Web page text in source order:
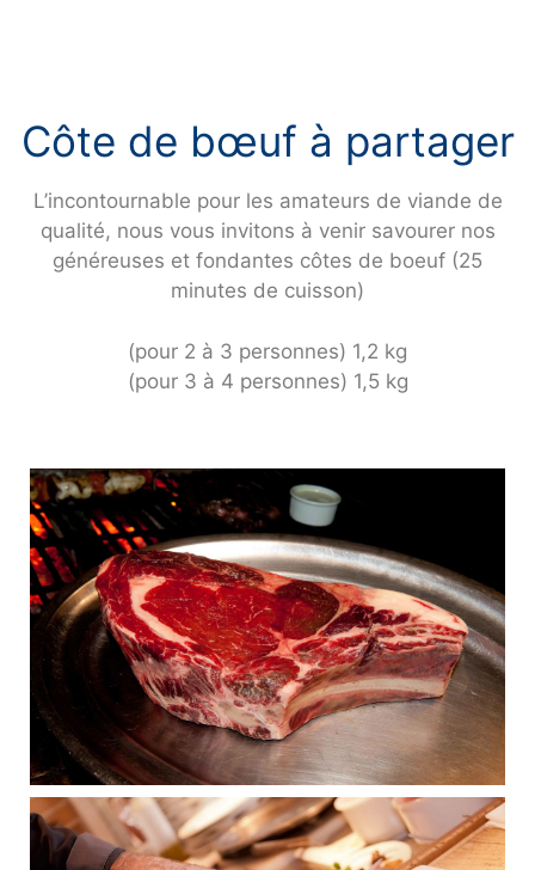
Côte de bœuf à partager
L’incontournable pour les amateurs de viande de
qualité, nous vous invitons à venir savourer nos
généreuses et fondantes côtes de boeuf (25
minutes de cuisson)
(pour 2 à 3 personnes) 1,2 kg
(pour 3 à 4 personnes) 1,5 kg